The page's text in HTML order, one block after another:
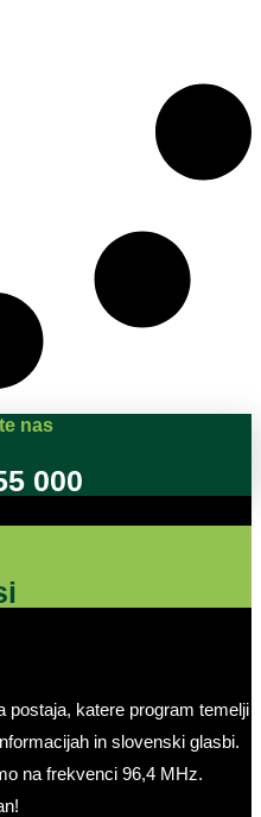
nas
000
postaja, katere program temelji
in slovenski glasbi.
na frekvenci 96,4 MHz.